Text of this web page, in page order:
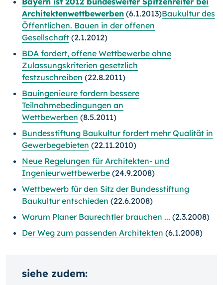
Architektenwettbewerben (6.1.2013)Baukultur des
Öffentlichen. Bauen in der offenen
Gesellschaft (2.1.2012)
BDA fordert, offene Wettbewerbe ohne
Zulassungskriterien gesetzlich
festzuschreiben (22.8.2011)
Bauingenieure fordern bessere
Teilnahmebedingungen an
Wettbewerben (8.5.2011)
Bundesstiftung Baukultur fordert mehr Qualität in
Gewerbegebieten (22.11.2010)
Neue Regelungen für Architekten- und
Ingenieurwettbewerbe (24.9.2008)
Wettbewerb für den Sitz der Bundesstiftung
Baukultur entschieden (22.6.2008)
Warum Planer Baurechtler brauchen ... (2.3.2008)
Der Weg zum passenden Architekten (6.1.2008)
siehe zudem: